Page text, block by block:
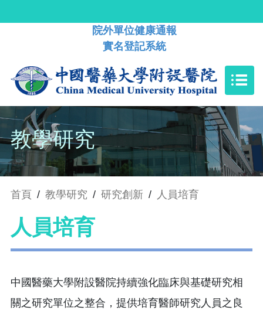
院外單位健康通報
實名登記系統
教學研究
首頁 / 教學研究 / 研究創新 / 人員培育
人員培育
中國醫藥大學附設醫院持續強化臨床與基礎研究相
關之研究單位之整合，提供培育醫師研究人員之良